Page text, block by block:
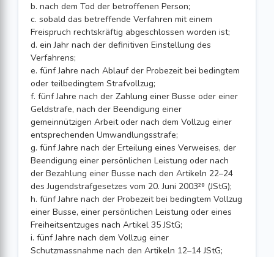
b. nach dem Tod der betroffenen Person;
c. sobald das betreffende Verfahren mit einem
Freispruch rechtskräftig abge­schlossen worden ist;
d. ein Jahr nach der definitiven Einstellung des
Verfahrens;
e. fünf Jahre nach Ablauf der Probezeit bei bedingtem
oder teilbedingtem Strafvollzug;
f. fünf Jahre nach der Zahlung einer Busse oder einer
Geldstrafe, nach der Beendigung einer
gemeinnützigen Arbeit oder nach dem Vollzug einer
entsprechenden Umwandlungsstrafe;
g. fünf Jahre nach der Erteilung eines Verweises, der
Beendigung einer persönlichen Leistung oder nach
der Bezahlung einer Busse nach den Arti­keln 22–24
des Jugendstrafgesetzes vom 20. Juni 2003²⁰ (JStG);
h. fünf Jahre nach der Probezeit bei bedingtem Vollzug
einer Busse, einer per­sönlichen Leistung oder eines
Freiheitsentzuges nach Artikel 35 JStG;
i. fünf Jahre nach dem Vollzug einer
Schutzmassnahme nach den Artikeln 12–14 JStG;